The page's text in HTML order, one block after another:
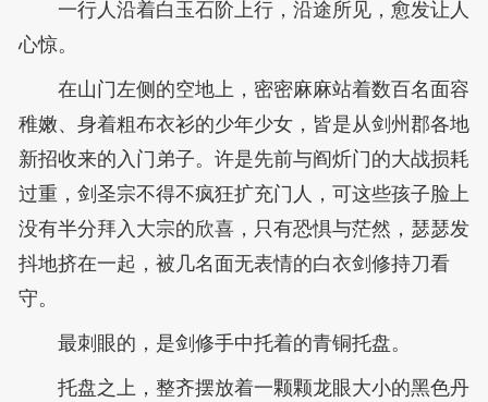
一行人沿着白玉石阶上行，沿途所见，愈发让人
心惊。
在山门左侧的空地上，密密麻麻站着数百名面容
稚嫩、身着粗布衣衫的少年少女，皆是从剑州郡各地
新招收来的入门弟子。许是先前与阎炘门的大战损耗
过重，剑圣宗不得不疯狂扩充门人，可这些孩子脸上
没有半分拜入大宗的欣喜，只有恐惧与茫然，瑟瑟发
抖地挤在一起，被几名面无表情的白衣剑修持刀看
守。
最刺眼的，是剑修手中托着的青铜托盘。
托盘之上，整齐摆放着一颗颗龙眼大小的黑色丹